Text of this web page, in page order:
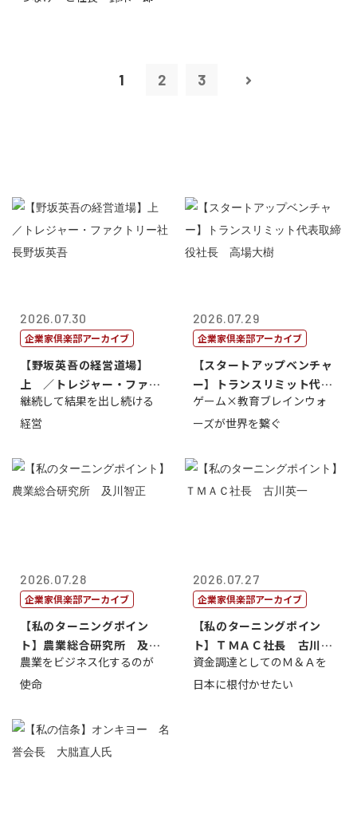
1 2 3
2026.07.30
企業家倶楽部アーカイブ
【野坂英吾の経営道場】
上 ／トレジャー・ファク
トリー社長野坂...
継続して結果を出し続ける
経営
2026.07.29
企業家倶楽部アーカイブ
【スタートアップベンチャ
ー】トランスリミット代表
取締役社長 ...
ゲーム×教育ブレインウォ
ーズが世界を繋ぐ
2026.07.28
企業家倶楽部アーカイブ
【私のターニングポイン
ト】農業総合研究所 及川
智正
農業をビジネス化するのが
使命
2026.07.27
企業家倶楽部アーカイブ
【私のターニングポイン
ト】ＴＭＡＣ社長 古川英
一
資金調達としてのＭ＆Ａを
日本に根付かせたい